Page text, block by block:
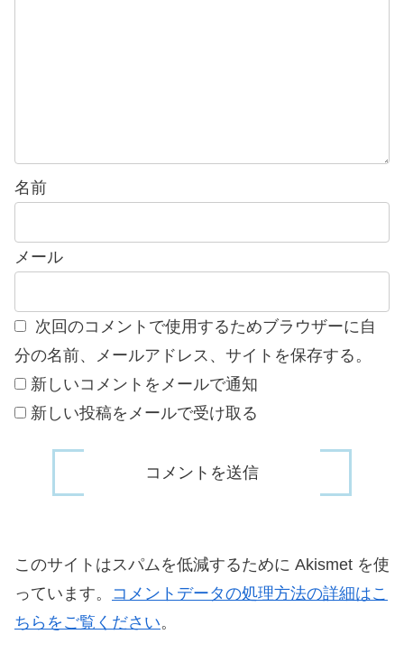
名前
メール
次回のコメントで使用するためブラウザーに自
分の名前、メールアドレス、サイトを保存する。
新しいコメントをメールで通知
新しい投稿をメールで受け取る
このサイトはスパムを低減するために Akismet を使
っています。 コメントデータの処理方法の詳細はこ
ちらをご覧ください。